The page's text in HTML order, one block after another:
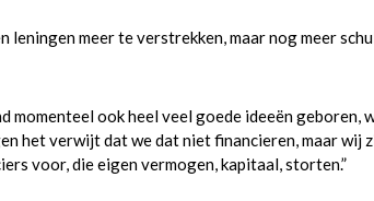
leningen meer te verstrekken, maar nog meer
momenteel ook heel veel goede ideeën geboren,
het verwijt dat we dat niet financieren, maar
voor, die eigen vermogen, kapitaal, storten.”